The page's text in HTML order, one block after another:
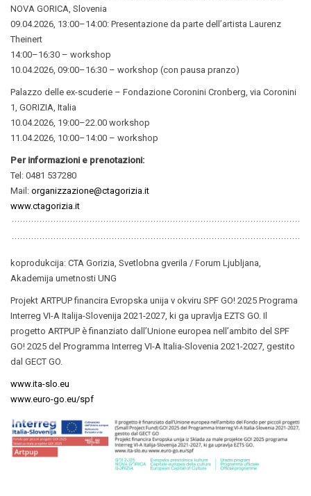
NOVA GORICA, Slovenia
09.04.2026, 13:00–14:00: Presentazione da parte dell’artista Laurenz
Theinert
14:00–16:30 – workshop
10.04.2026, 09:00–16:30 – workshop (con pausa pranzo)
Palazzo delle ex-scuderie – Fondazione Coronini Cronberg, via Coronini
1, GORIZIA, Italia
10.04.2026, 19:00–22.00 workshop
11.04.2026, 10:00–14:00 – workshop
Per informazioni e prenotazioni:
Tel: 0481 537280
Mail: organizzazione@ctagorizia.it
www.ctagorizia.it
koprodukcija: CTA Gorizia, Svetlobna gverila / Forum Ljubljana,
Akademija umetnosti UNG
Projekt ARTPUP financira Evropska unija v okviru SPF GO! 2025 Programa
Interreg VI-A Italija-Slovenija 2021-2027, ki ga upravlja EZTS GO. Il
progetto ARTPUP è finanziato dall’Unione europea nell’ambito del SPF
GO! 2025 del Programma Interreg VI-A Italia-Slovenia 2021-2027, gestito
dal GECT GO.
www.ita-slo.eu
www.euro-go.eu/spf